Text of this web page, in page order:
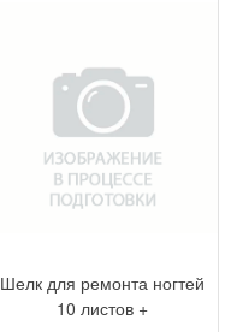
Шелк для ремонта ногтей
10 листов +